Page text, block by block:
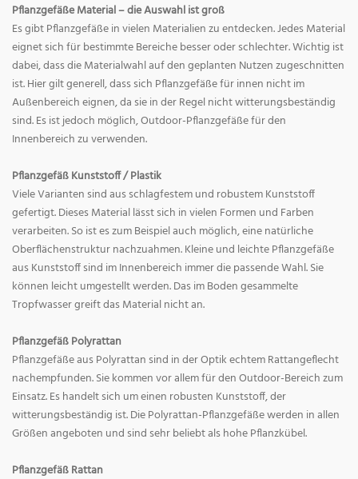
Pflanzgefäße Material – die Auswahl ist groß
Es gibt Pflanzgefäße in vielen Materialien zu entdecken. Jedes Material
eignet sich für bestimmte Bereiche besser oder schlechter. Wichtig ist
dabei, dass die Materialwahl auf den geplanten Nutzen zugeschnitten
ist. Hier gilt generell, dass sich Pflanzgefäße für innen nicht im
Außenbereich eignen, da sie in der Regel nicht witterungsbeständig
sind. Es ist jedoch möglich, Outdoor-Pflanzgefäße für den
Innenbereich zu verwenden.
Pflanzgefäß Kunststoff / Plastik
Viele Varianten sind aus schlagfestem und robustem Kunststoff
gefertigt. Dieses Material lässt sich in vielen Formen und Farben
verarbeiten. So ist es zum Beispiel auch möglich, eine natürliche
Oberflächenstruktur nachzuahmen. Kleine und leichte Pflanzgefäße
aus Kunststoff sind im Innenbereich immer die passende Wahl. Sie
können leicht umgestellt werden. Das im Boden gesammelte
Tropfwasser greift das Material nicht an.
Pflanzgefäß Polyrattan
Pflanzgefäße aus Polyrattan sind in der Optik echtem Rattangeflecht
nachempfunden. Sie kommen vor allem für den Outdoor-Bereich zum
Einsatz. Es handelt sich um einen robusten Kunststoff, der
witterungsbeständig ist. Die Polyrattan-Pflanzgefäße werden in allen
Größen angeboten und sind sehr beliebt als hohe Pflanzkübel.
Pflanzgefäß Rattan